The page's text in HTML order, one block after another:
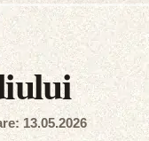
13.05.2026